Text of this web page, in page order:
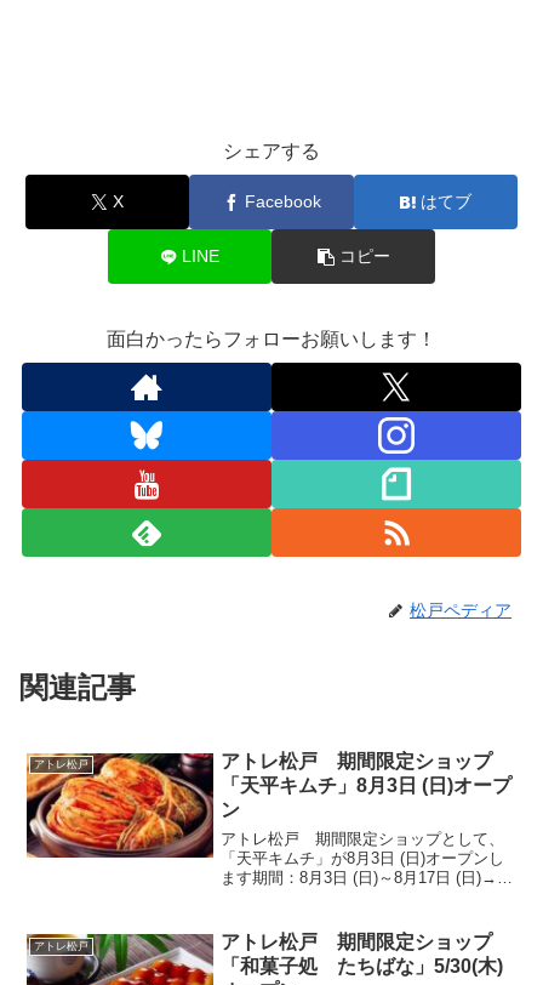
シェアする
X Facebook はてブ
LINE コピー
面白かったらフォローお願いします！
松戸ペディア
関連記事
アトレ松戸
アトレ松戸 期間限定ショップ
「天平キムチ」8月3日 (日)オープ
ン
アトレ松戸 期間限定ショップとして、
「天平キムチ」が8月3日 (日)オープンし
ます期間：8月3日 (日)～8月17日 (日)→天
天平キムチのこだわり発酵作用でさらに
深ま...
アトレ松戸
アトレ松戸 期間限定ショップ
「和菓子処 たちばな」5/30(木)